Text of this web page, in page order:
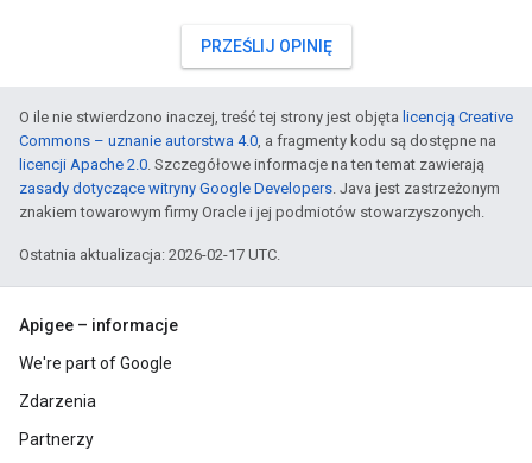
PRZEŚLIJ OPINIĘ
O ile nie stwierdzono inaczej, treść tej strony jest objęta licencją Creative
Commons – uznanie autorstwa 4.0 , a fragmenty kodu są dostępne na
licencji Apache 2.0 . Szczegółowe informacje na ten temat zawierają
zasady dotyczące witryny Google Developers . Java jest zastrzeżonym
znakiem towarowym firmy Oracle i jej podmiotów stowarzyszonych.
Ostatnia aktualizacja: 2026-02-17 UTC.
Apigee – informacje
We're part of Google
Zdarzenia
Partnerzy